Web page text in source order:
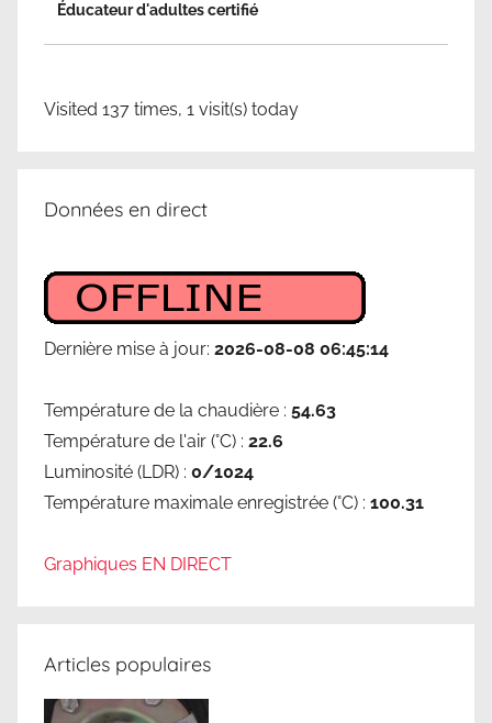
Éducateur d'adultes certifié
Visited 137 times, 1 visit(s) today
Données en direct
Dernière mise à jour: 2026-08-08 06:45:14
Température de la chaudière : 54.63
Température de l'air (°C) : 22.6
Luminosité (LDR) : 0/1024
Température maximale enregistrée (°C) : 100.31
Graphiques EN DIRECT
Articles populaires